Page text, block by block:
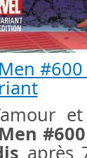
#600
après